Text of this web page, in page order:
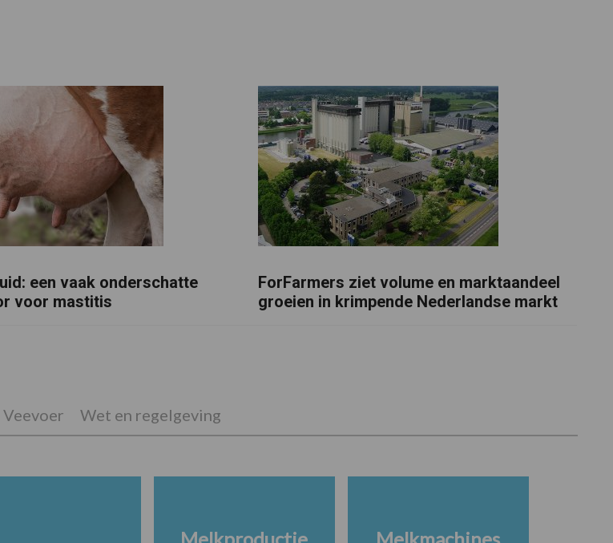
een vaak onderschatte
voor mastitis
ForFarmers ziet volume en marktaandeel
groeien in krimpende Nederlandse markt
Veevoer Wet en regelgeving